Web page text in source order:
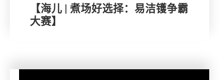
【海儿 | 煮场好选择：易洁镬争霸
大赛】